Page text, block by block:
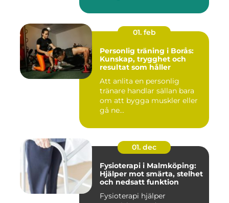
01. feb
Personlig träning i Borås:
Kunskap, trygghet och
resultat som håller
Att anlita en personlig
tränare handlar sällan bara
om att bygga muskler eller
gå ne...
01. dec
Fysioterapi i Malmköping:
Hjälper mot smärta, stelhet
och nedsatt funktion
Fysioterapi hjälper